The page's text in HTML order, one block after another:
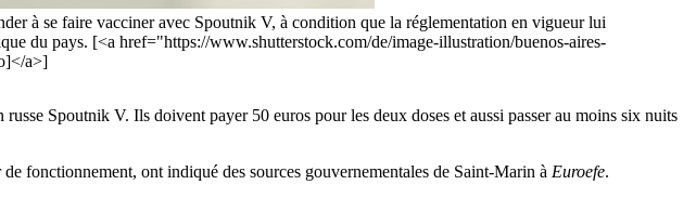
à se faire vacciner avec Spoutnik V, à condition que la réglementation en vigueur lui
du pays. [<a href="https://www.shutterstock.com/de/image-illustration/buenos-aires-
a>]
Spoutnik V. Ils doivent payer 50 euros pour les deux doses et aussi passer au moins six nuits
fonctionnement, ont indiqué des sources gouvernementales de Saint-Marin à Euroefe.